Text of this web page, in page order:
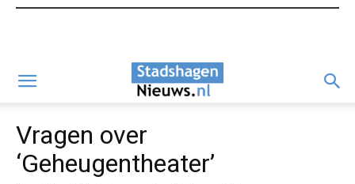
Vragen over
‘Geheugentheater’